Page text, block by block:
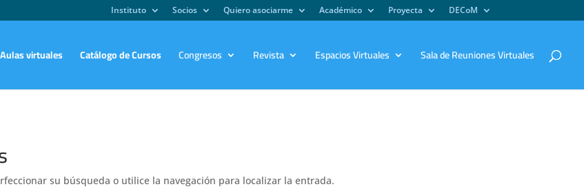
Instituto Socios Quiero asociarme Académico Proyecta DECoM
Aulas virtuales Catálogo de Cursos Congresos Revista Espacios Virtuales Sala de Reuniones Virtuales
su búsqueda o utilice la navegación para localizar la entrada.